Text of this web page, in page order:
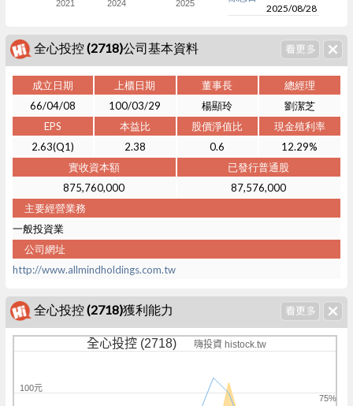
2021 2024 2025
2025/08/28
全心投控 (2718)公司基本資料
成立日期 上櫃日期 董事長
總經理
66/04/08
100/03/29 楊顯玲
劉潔芝
EPS
本益比 股價淨值比
現金殖利率
2.63(Q1)
2.38 0.6
12.29%
實收資本額
已發行普通股
875,760,000
87,576,000
主要經營業務
一般投資業
公司網址
http://www.allmindholdings.com.tw
全心投控 (2718)獲利能力
全心投控 (2718) 嗨投資 histock.tw
75%
100元